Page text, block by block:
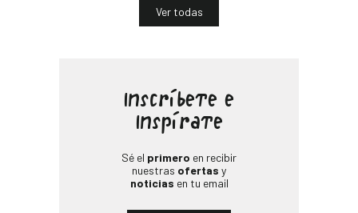
Ver todas
Inscríbete e
Inspírate
Sé el primero en recibir
nuestras ofertas y
noticias en tu email